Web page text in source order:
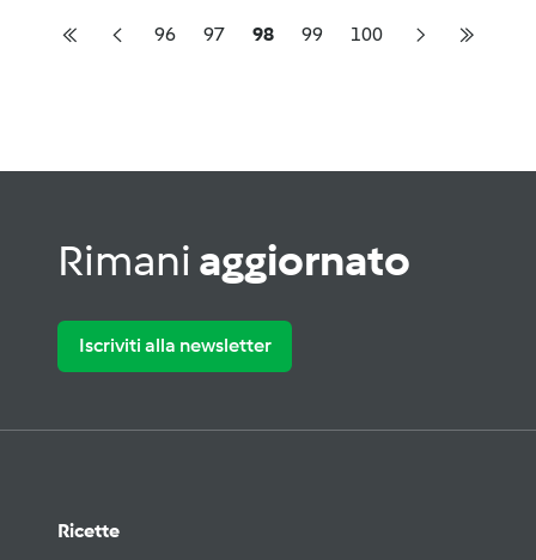
96 97 98 99 100
Rimani aggiornato
Iscriviti alla newsletter
Ricette